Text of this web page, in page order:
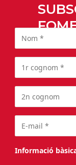
Informació